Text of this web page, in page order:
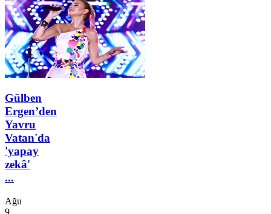
Gülben
Ergen’den
Yavru
Vatan'da
'yapay
zekâ'
...
Ağu
9,